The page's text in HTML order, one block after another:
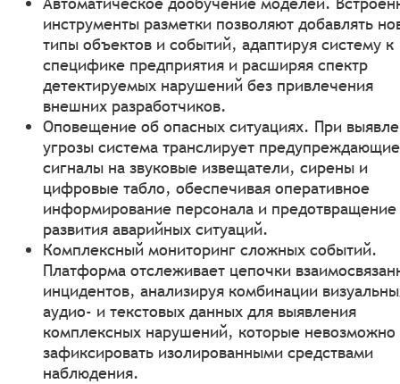
инструменты разметки позволяют добавлять
типы объектов и событий, адаптируя систему к
специфике предприятия и расширяя спектр
детектируемых нарушений без привлечения
внешних разработчиков.
Оповещение об опасных ситуациях. При
угрозы система транслирует предупреждающие
сигналы на звуковые извещатели, сирены и
цифровые табло, обеспечивая оперативное
информирование персонала и предотвращение
развития аварийных ситуаций.
Комплексный мониторинг сложных событий.
Платформа отслеживает цепочки
инцидентов, анализируя комбинации
аудио‑ и текстовых данных для выявления
комплексных нарушений, которые невозможно
зафиксировать изолированными средствами
наблюдения.